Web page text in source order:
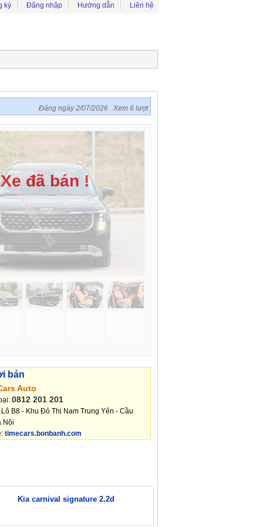
ký Đăng nhập Hướng dẫn Liên hệ
Đăng ngày 2/07/2026 . Xem 6 lượt
Xe đã bán !
bán
Auto
0812 201 201
B8 - Khu Đô Thị Nam Trung Yên - Cầu
Nội
timecars.bonbanh.com
Kia carnival signature 2.2d